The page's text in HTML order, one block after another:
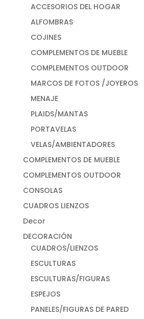
ACCESORIOS DEL HOGAR
ALFOMBRAS
COJINES
COMPLEMENTOS DE MUEBLE
COMPLEMENTOS OUTDOOR
MARCOS DE FOTOS /JOYEROS
MENAJE
PLAIDS/MANTAS
PORTAVELAS
VELAS/AMBIENTADORES
COMPLEMENTOS DE MUEBLE
COMPLEMENTOS OUTDOOR
CONSOLAS
CUADROS LIENZOS
Decor
DECORACIÓN
CUADROS/LIENZOS
ESCULTURAS
ESCULTURAS/FIGURAS
ESPEJOS
PANELES/FIGURAS DE PARED